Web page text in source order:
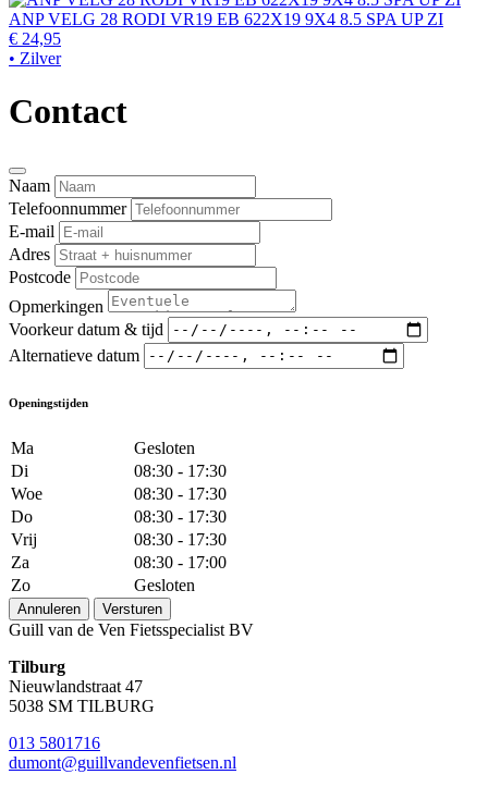
ANP VELG 28 RODI VR19 EB 622X19 9X4 8.5 SPA UP ZI
€ 24,95
• Zilver
Contact
Naam
Telefoonnummer
E-mail
Adres
Postcode
Opmerkingen
Voorkeur datum & tijd
Alternatieve datum
Openingstijden
Ma
Gesloten
Di
08:30 - 17:30
Woe
08:30 - 17:30
Do
08:30 - 17:30
Vrij
08:30 - 17:30
Za
08:30 - 17:00
Zo
Gesloten
Annuleren Versturen
Guill van de Ven Fietsspecialist BV
Tilburg
Nieuwlandstraat 47
5038 SM TILBURG
013 5801716
dumont@guillvandevenfietsen.nl